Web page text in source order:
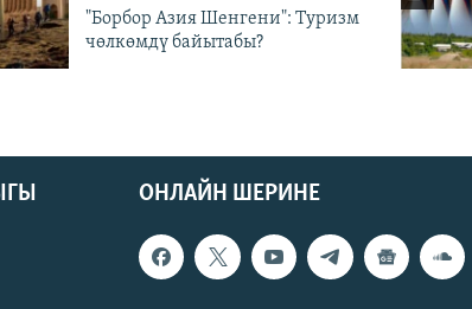
"Борбор Азия Шенгени": Туризм
чөлкөмдү байытабы?
ОНЛАЙН ШЕРИНЕ